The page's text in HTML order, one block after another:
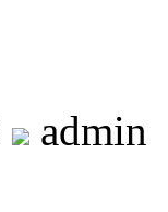
admin